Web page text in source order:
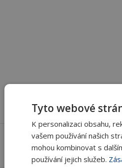
Varianty
Tyto webové
K personalizaci obsahu,
vašem používání našich
mohou kombinovat s
používání jejich služeb.